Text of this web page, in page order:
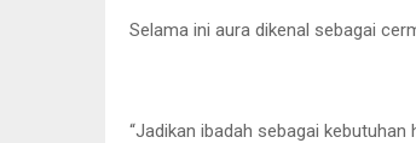
Selama ini aura dikenal sebagai
“Jadikan ibadah sebagai